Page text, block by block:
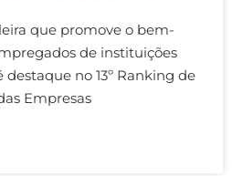
que promove o bem-
de instituições
destaque no 13º Ranking de
Empresas